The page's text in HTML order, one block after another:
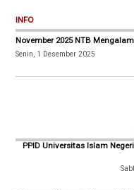
INFO
November 2025 NTB
Senin, 1 Desember 2025
PPID Universitas Islam